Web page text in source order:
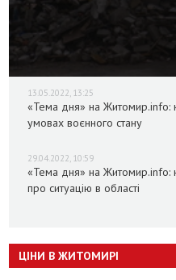
13.05.2022, 13:25
«Тема дня» на Житомир.info:
умовах воєнного стану
29.04.2022, 10:59
«Тема дня» на Житомир.info:
про ситуацію в області
ЦІНИ В ЖИТОМИРІ